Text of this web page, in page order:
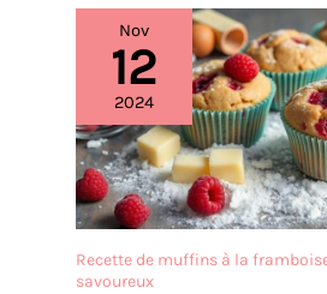
Produits
conçus et
Italie,
qualité
étape.
des
durables
Nov
12
2024
Recette de muffins à la
savoureux